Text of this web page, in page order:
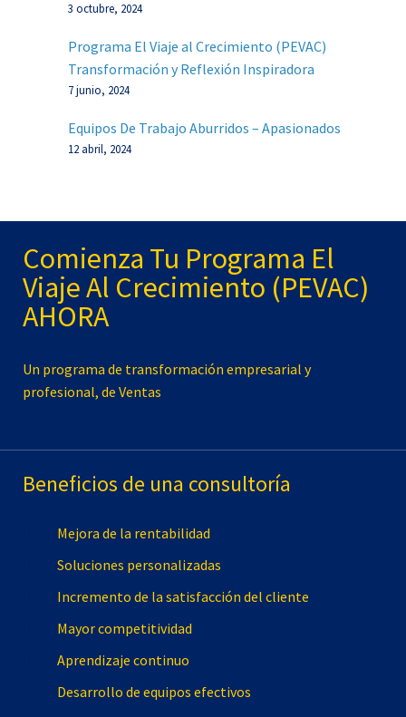
3 octubre, 2024
Programa El Viaje al Crecimiento (PEVAC)
Transformación y Reflexión Inspiradora
7 junio, 2024
Equipos De Trabajo Aburridos – Apasionados
12 abril, 2024
Comienza Tu Programa El
Viaje Al Crecimiento (PEVAC)
AHORA
Un programa de transformación empresarial y
profesional, de Ventas
Beneficios de una consultoría
Mejora de la rentabilidad
Soluciones personalizadas
Incremento de la satisfacción del cliente
Mayor competitividad
Aprendizaje continuo
Desarrollo de equipos efectivos